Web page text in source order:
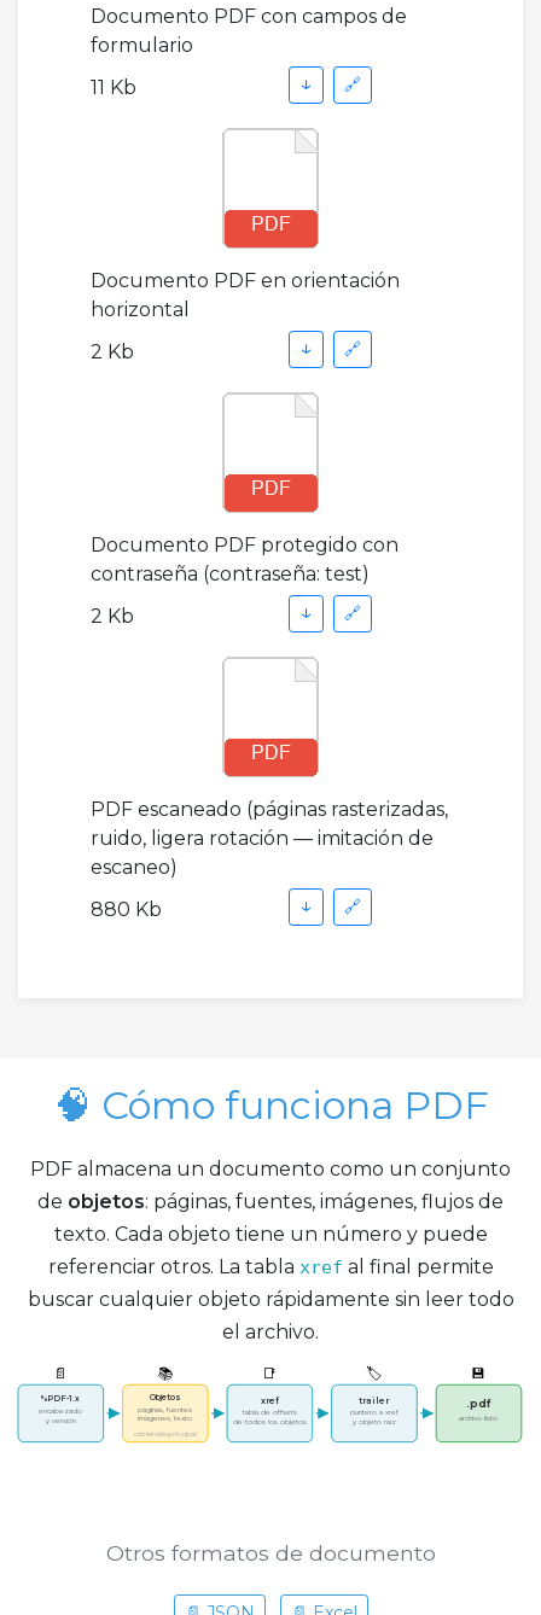
Documento PDF con campos de
formulario
11 Kb
↓ 🔗
Documento PDF en orientación
horizontal
2 Kb
↓ 🔗
Documento PDF protegido con
contraseña (contraseña: test)
2 Kb
↓ 🔗
PDF escaneado (páginas rasterizadas,
ruido, ligera rotación — imitación de
escaneo)
880 Kb
↓ 🔗
🧠 Cómo funciona PDF
PDF almacena un documento como un conjunto
de objetos: páginas, fuentes, imágenes, flujos de
texto. Cada objeto tiene un número y puede
referenciar otros. La tabla xref al final permite
buscar cualquier objeto rápidamente sin leer todo
el archivo.
📄
%PDF-1.x
encabezado
y versión
📚
Objetos
páginas, fuentes
imágenes, texto
contenido principal
📑
xref
tabla de offsets
de todos los objetos
🏷️
trailer
puntero a xref
y objeto raíz
💾
.pdf
archivo listo
Otros formatos de documento